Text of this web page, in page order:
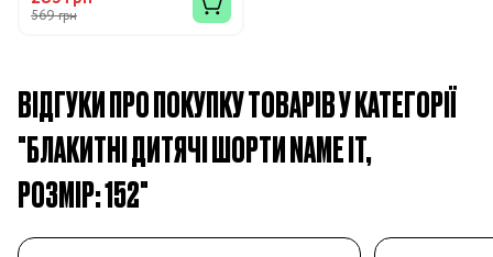
569 грн
ВІДГУКИ ПРО ПОКУПКУ ТОВАРІВ У КАТЕГОРІЇ
"БЛАКИТНІ ДИТЯЧІ ШОРТИ NAME IT,
РОЗМІР: 152"